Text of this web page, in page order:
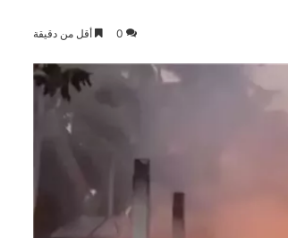
0 أقل من دقيقة